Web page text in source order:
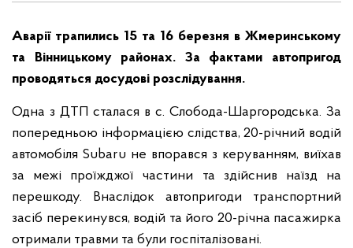
Аварії трапились 15 та 16 березня в Жмеринському
та Вінницькому районах. За фактами автопригод
проводяться досудові розслідування.
Одна з ДТП сталася в с. Слобода-Шаргородська. За
попередньою інформацією слідства, 20-річний водій
автомобіля Subaru не впорався з керуванням, виїхав
за межі проїжджої частини та здійснив наїзд на
перешкоду. Внаслідок автопригоди транспортний
засіб перекинувся, водій та його 20-річна пасажирка
отримали травми та були госпіталізовані.